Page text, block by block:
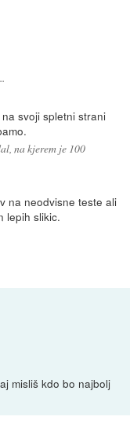
svoji spletni strani
na kjerem je 100
na neodvisne teste ali
lepih slikic.
misliš kdo bo najbolj